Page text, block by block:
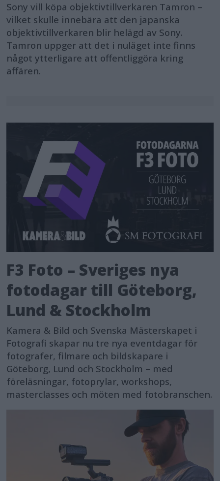
Sony vill köpa objektivtillverkaren Tamron –
vilket skulle innebära att den japanska
objektivtillverkaren blir helägd av Sony.
Tamron uppger att det i nuläget inte finns
något ytterligare att offentliggöra kring
affären.
F3 Foto – Sveriges nya
fotodagar till Göteborg,
Lund & Stockholm
Kamera & Bild och Svenska Mästerskapet i
Fotografi skapar nu tre nya eventdagar för
fotografer, filmare och bildskapare i
Göteborg, Lund och Stockholm – med
föreläsningar, fotoprylar, workshops,
masterclasses och möten med fotobranschen.